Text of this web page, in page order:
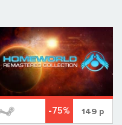
-75% 149 р